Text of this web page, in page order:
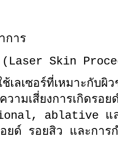
การ
(Laser Skin
ช้เลเซอร์ที่เหมาะกั
มเสี่ยงการเกิดรอย
ablative แล
ยด์ รอยสิว และการ